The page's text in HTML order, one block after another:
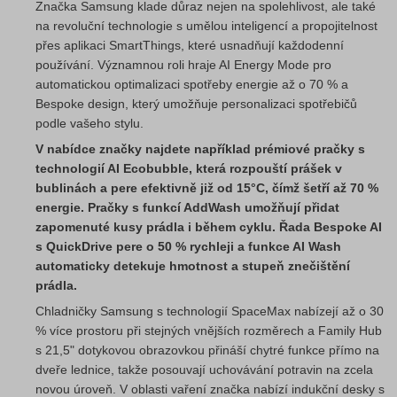
Značka Samsung klade důraz nejen na spolehlivost, ale také
na revoluční technologie s umělou inteligencí a propojitelnost
přes aplikaci SmartThings, které usnadňují každodenní
používání. Významnou roli hraje AI Energy Mode pro
automatickou optimalizaci spotřeby energie až o 70 % a
Bespoke design, který umožňuje personalizaci spotřebičů
podle vašeho stylu.
V nabídce značky najdete například prémiové pračky s
technologií AI Ecobubble, která rozpouští prášek v
bublinách a pere efektivně již od 15°C, čímž šetří až 70 %
energie. Pračky s funkcí AddWash umožňují přidat
zapomenuté kusy prádla i během cyklu. Řada Bespoke AI
s QuickDrive pere o 50 % rychleji a funkce AI Wash
automaticky detekuje hmotnost a stupeň znečištění
prádla.
Chladničky Samsung s technologií SpaceMax nabízejí až o 30
% více prostoru při stejných vnějších rozměrech a Family Hub
s 21,5" dotykovou obrazovkou přináší chytré funkce přímo na
dveře lednice, takže posouvají uchovávání potravin na zcela
novou úroveň. V oblasti vaření značka nabízí indukční desky s